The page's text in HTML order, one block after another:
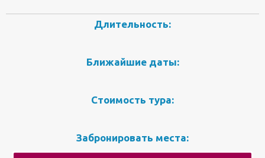
Длительность:
Ближайшие даты:
Стоимость тура:
Забронировать места: